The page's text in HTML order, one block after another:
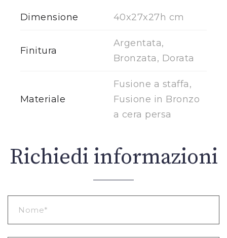
Dimensione 40x27x27h cm
Finitura
Argentata,
Bronzata, Dorata
Materiale
Fusione a staffa,
Fusione in Bronzo
a cera persa
Richiedi informazioni